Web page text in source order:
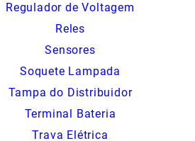
Regulador de Voltagem
Reles
Sensores
Soquete Lampada
Tampa do Distribuidor
Terminal Bateria
Trava Elétrica